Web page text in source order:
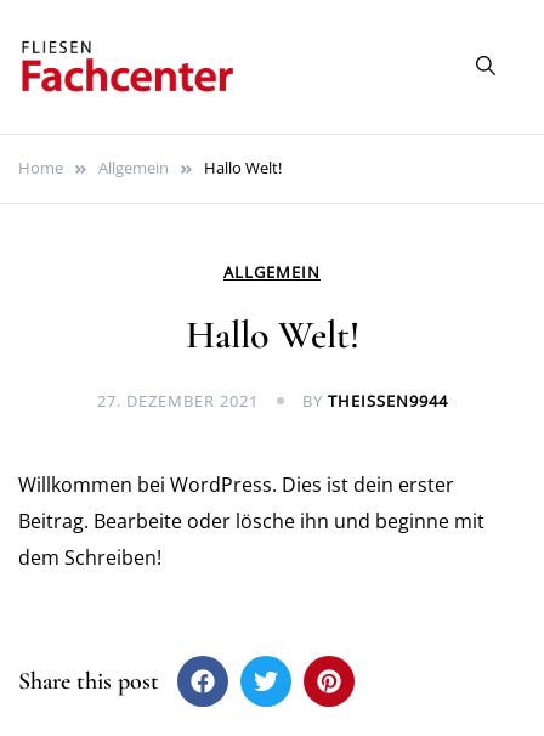
content
Fliesen Fachcenter
Duisburg
Home Allgemein Hallo Welt!
ALLGEMEIN
Hallo Welt!
27. DEZEMBER 2021 BY THEISSEN9944
Willkommen bei WordPress. Dies ist dein erster
Beitrag. Bearbeite oder lösche ihn und beginne mit
dem Schreiben!
Share this post